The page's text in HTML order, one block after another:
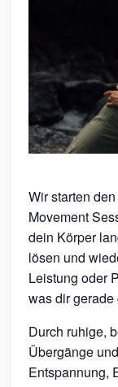
A
E
M
T
I
O
N
L
A
B
–
Wir starten
Movement
dein Körper
lösen und
Leistung oder
was dir gerade
Durch ruhige,
Übergänge
Entspannung,